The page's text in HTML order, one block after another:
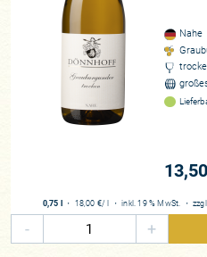
Nahe
0,75 l ・ 18,00 €/ l ・inkl. 19 % MwSt. ・
- +